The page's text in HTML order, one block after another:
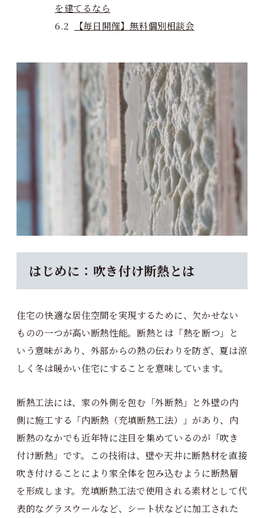
を建てるなら
【毎日開催】無料個別相談会
はじめに：吹き付け断熱とは
住宅の快適な居住空間を実現するために、欠かせない
ものの一つが高い断熱性能。断熱とは「熱を断つ」と
いう意味があり、外部からの熱の伝わりを防ぎ、夏は涼
しく冬は暖かい住宅にすることを意味しています。
断熱工法には、家の外側を包む「外断熱」と外壁の内
側に施工する「内断熱（充填断熱工法）」があり、内
断熱のなかでも近年特に注目を集めているのが「吹き
付け断熱」です。この技術は、壁や天井に断熱材を直接
吹き付けることにより家全体を包み込むように断熱層
を形成します。充填断熱工法で使用される素材として代
表的なグラスウールなど、シート状などに加工された